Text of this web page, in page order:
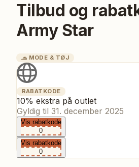
Tilbud og
Army Star
🧢 MODE & TØJ
RABATKODE
10% ekstra på outlet
Gyldig til 31. december 2025
Vis rabatkode
0
Vis rabatkode
0